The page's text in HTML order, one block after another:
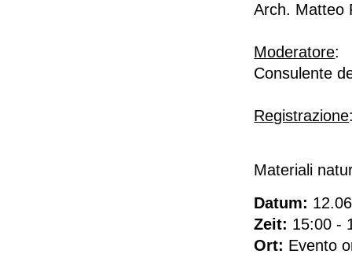
Arch. Matteo
Moderatore:
Consulente
Registrazione
Materiali
Datum:
Zeit: 15:00 -
Ort: Evento